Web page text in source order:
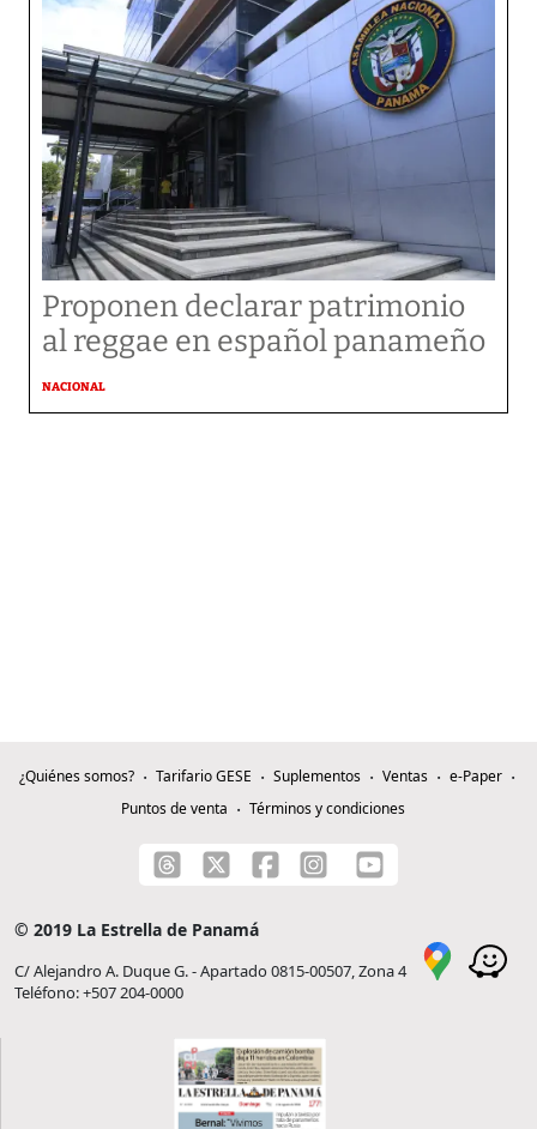
Proponen declarar patrimonio
al reggae en español panameño
NACIONAL
¿Quiénes somos? Tarifario GESE Suplementos Ventas
e-Paper
Puntos de venta
Términos y condiciones
© 2019 La Estrella de Panamá
C/ Alejandro A. Duque G. - Apartado 0815-00507, Zona 4
Teléfono: +507 204-0000